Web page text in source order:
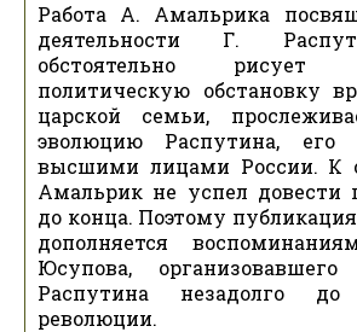
Работа А. Амальрика
деятельности Г.
обстоятельно рисует
политическую обстановку
царской семьи,
эволюцию Распутина, его
высшими лицами России. К
Амальрик не успел довести
до конца. Поэтому
дополняется
Юсупова,
Распутина незадолго до
революции.